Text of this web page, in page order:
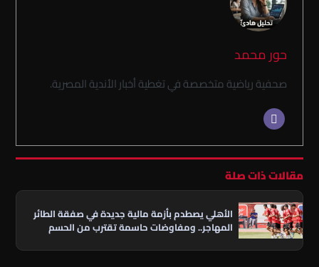
حور محمد
صحفية رياضية متخصصة في تغطية أخبار الأندية المصرية.
مقالات ذات صلة
الأهلي يصطدم بأزمة مالية جديدة في صفقة الطائر
المهاجر.. ومفاوضات حاسمة تقترب من الحسم